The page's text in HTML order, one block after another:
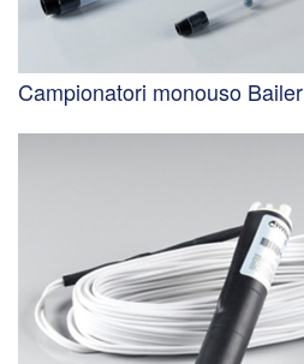
Campionatori monouso Bailer